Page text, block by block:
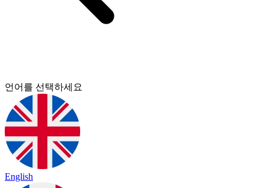
언어를 선택하세요
English